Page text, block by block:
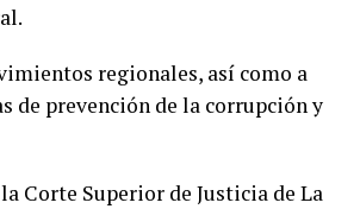
regionales, así como a
de prevención de la corrupción y
Corte Superior de Justicia de La